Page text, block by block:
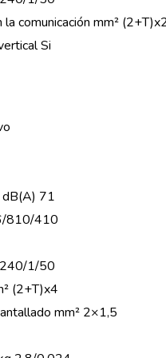
comunicación mm²
Si
dB(A) 71
810/410
1/50
(2+T)x4
mm² 2×1,5